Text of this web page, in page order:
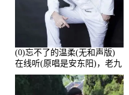
(0)忘不了的温柔(无和声版)
在线听(原唱是安东阳)，老九
演唱点播:17392次